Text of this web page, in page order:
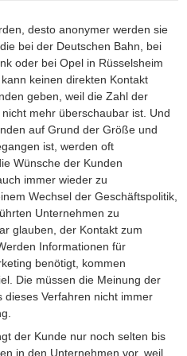
diesen „Kundenlebenszeitwert“
hierfür als Untergrenze der
der erwarteten Dauer der Ge­
des Reklamationsmanagements.
effektiven Umgang mit einer
Gewinn (materiell und
positiver Return on Complaints
aus 42 Prozent aller
Fehler dienen kann, 20
sind und immerhin 8
hinweisen. Natürlich
wie vorgeschlagene
Verbesserung von Marketing
unmittelbar in Geld messen.
und Fehler im System zu
personalpolitische, technische
desto anonymer werden sie
bei der Deutschen Bahn, bei
oder bei Opel in Rüsselsheim
keinen direkten Kontakt
geben, weil die Zahl der
mehr überschaubar ist. Und
auf Grund der Größe und
ist, werden oft
Wünsche der Kunden
immer wieder zu
Wechsel der Geschäftspolitik,
Unternehmen zu
glauben, der Kontakt zum
Informationen für
benötigt, kommen
Die müssen die Meinung der
dieses Verfahren nicht immer
der Kunde nur noch selten bis
in den Unternehmen vor, weil